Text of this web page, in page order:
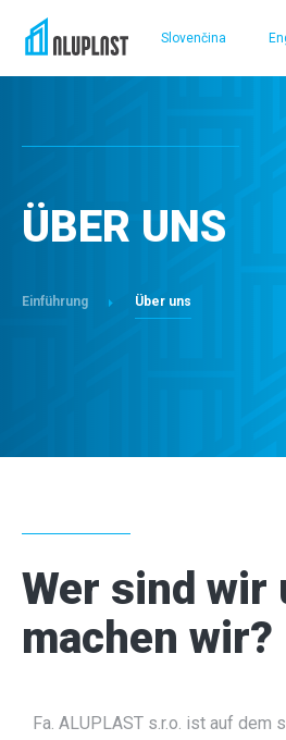
Slovenčina
SERVICELEISTUNGEN UND
ÜBER UNS
Einführung Über uns
Wer sind wir
machen wir?
Fa. ALUPLAST s.r.o. ist auf dem